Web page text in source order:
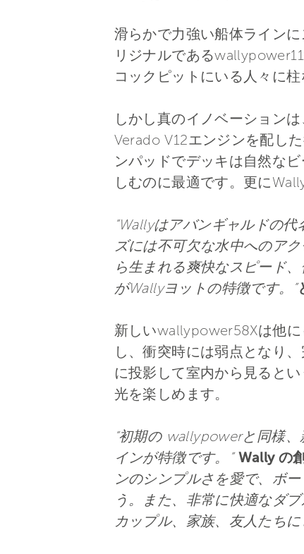
滑らかで力強い船体ライン
リジナルである
コックピットにいる人々に
しかし真のイノベーション
Verado V12エンジンを配し
ンパッドでデッキは自然な
しむのに最適です。更に
“Wallyはアバンギャルドの
ズには不可欠な水中へのア
ら生まれる爽快なスピード
がWallyヨットの特徴です。”
新しいwallypower58Xは他
し、衝突時には弱点となり
に投影して室内から見ると
光を楽しめます。
“初期の wallypowerと同様
インが特徴です。” Wally の
ンのシンプルさを愛で、ボ
う。また、非常に快適なダ
カップル、家族、友人たち